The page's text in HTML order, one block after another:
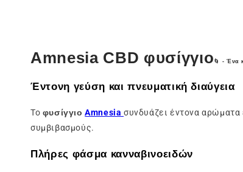
Amnesia CBD φυσίγγιο 🌀 - Ένα
Έντονη γεύση και πνευματική διαύγεια
Το φυσίγγιοAmnesiaσυνδυάζει έντονα αρώματα
συμβιβασμούς.
Πλήρες φάσμα κανναβινοειδών